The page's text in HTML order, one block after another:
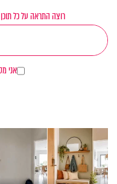
רוצה התראה על כל
אני